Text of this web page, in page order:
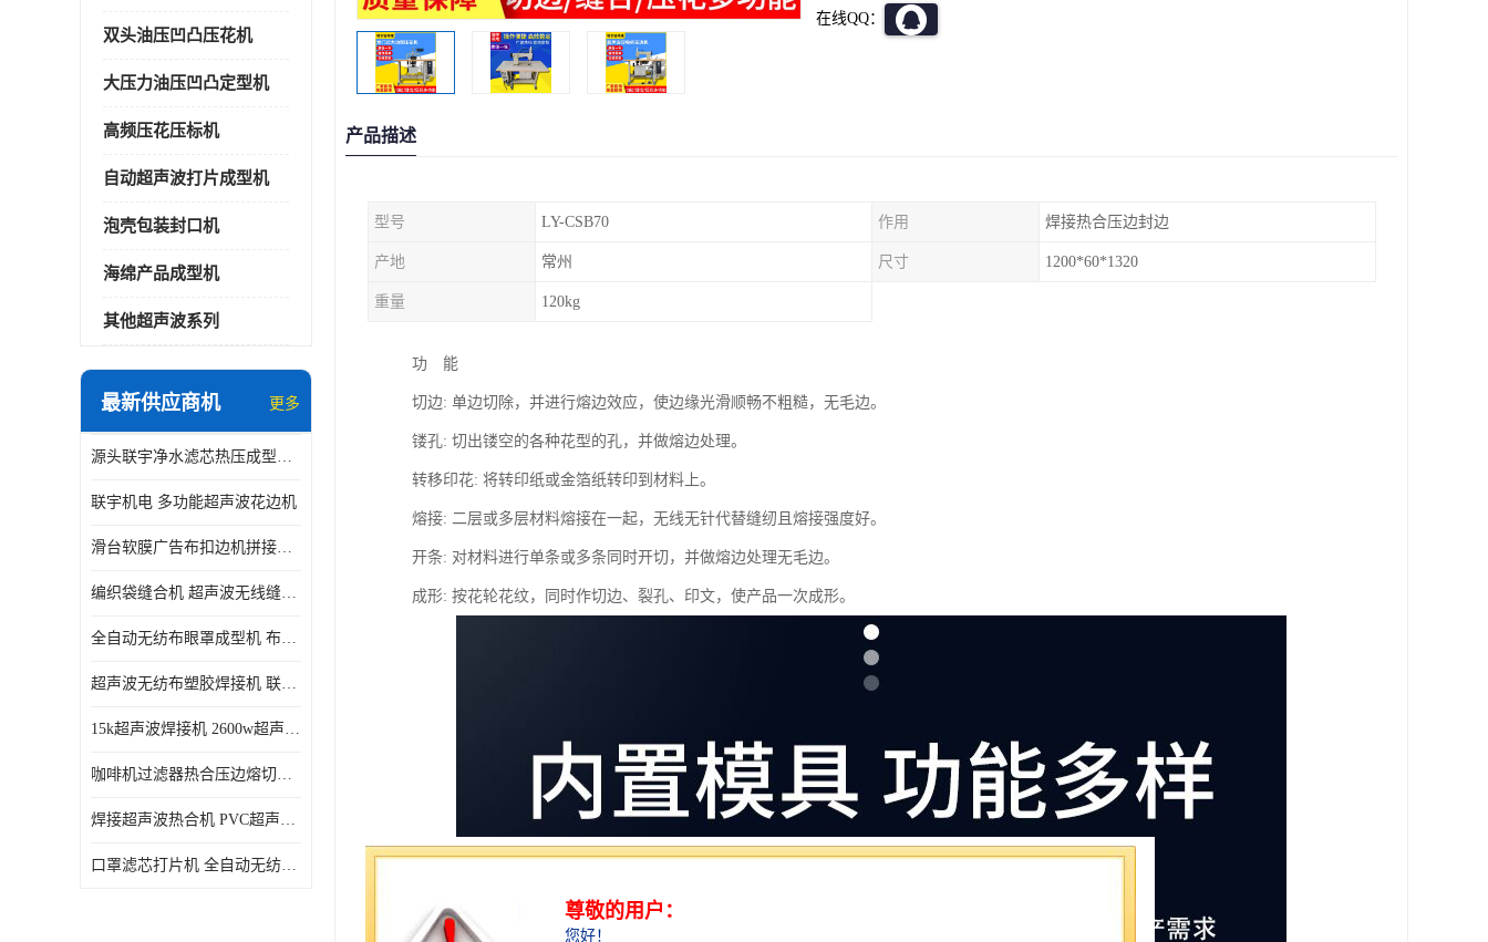
双头油压凹凸压花机
大压力油压凹凸定型机
高频压花压标机
自动超声波打片成型机
泡壳包装封口机
海绵产品成型机
其他超声波系列
最新供应商机 更多
源头联宇净水滤芯热压成型机器 超声波大功率封边机
联宇机电 多功能超声波花边机
滑台软膜广告布扣边机拼接机用于焊接热合拼接作用
编织袋缝合机 超声波无线缝合机 厂家现货供应
全自动无纺布眼罩成型机 布料海绵眼罩热合切边机
超声波无纺布塑胶焊接机 联宇制造
15k超声波焊接机 2600w超声波焊接机 联宇制造
咖啡机过滤器热合压边熔切机 超声波无纺布喷胶棉热合机
焊接超声波热合机 PVC超声波焊接机 无纺布超声波设备
口罩滤芯打片机 全自动无纺布压花压标设备 多层料复合机
在线QQ：
产品描述
型号 LY-CSB70 作用 焊接热合压边封边
产地 常州 尺寸 1200*60*1320
重量 120kg
功 能
切边: 单边切除，并进行熔边效应，使边缘光滑顺畅不粗糙，无毛边。
镂孔: 切出镂空的各种花型的孔，并做熔边处理。
转移印花: 将转印纸或金箔纸转印到材料上。
熔接: 二层或多层材料熔接在一起，无线无针代替缝纫且熔接强度好。
开条: 对材料进行单条或多条同时开切，并做熔边处理无毛边。
成形: 按花轮花纹，同时作切边、裂孔、印文，使产品一次成形。